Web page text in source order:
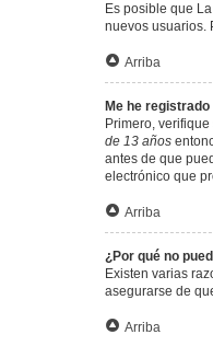
Es posible que
nuevos usuarios.
Arriba
Me he
Primero,
de 13 años
antes de que
electrónico que
Arriba
¿Por qué no
Existen varias
asegurarse de
Arriba